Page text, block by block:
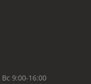
Вс 9:00-16:00